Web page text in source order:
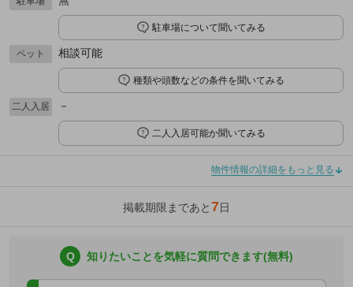
駐車場について聞いてみる
ペット 相談可能
種類や頭数などの条件を聞いてみる
二人入居 －
二人入居可能か聞いてみる
物件情報の詳細をもっと見る
掲載期限まであと7日
Q 知りたいことを気軽に質問できます(無料)